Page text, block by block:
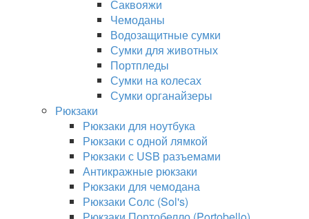
Саквояжи
Чемоданы
Водозащитные сумки
Сумки для животных
Портпледы
Сумки на колесах
Сумки органайзеры
Рюкзаки
Рюкзаки для ноутбука
Рюкзаки с одной лямкой
Рюкзаки с USB разъемами
Антикражные рюкзаки
Рюкзаки для чемодана
Рюкзаки Солс (Sol's)